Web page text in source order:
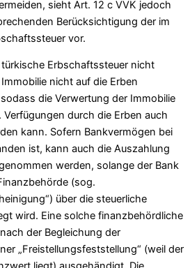
sieht Art. 12 c VVK jedoch
Berücksichtigung der im
vor.
Erbschaftssteuer nicht
nicht auf die Erben
die Verwertung der Immobilie
durch die Erben auch
kann. Sofern Bankvermögen bei
ist, kann auch die Auszahlung
werden, solange der Bank
(sog.
über die steuerliche
wird. Eine solche finanzbehördliche
der Begleichung der
„Freistellungsfeststellung“ (weil der